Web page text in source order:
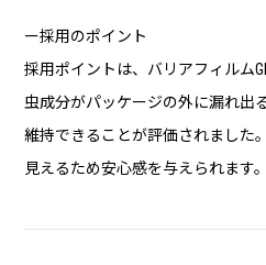
ー採用のポイント
採用ポイントは、バリアフィルム
虫成分がパッケージの外に漏れ出
維持できることが評価されました
見えるため安心感を与えられます。